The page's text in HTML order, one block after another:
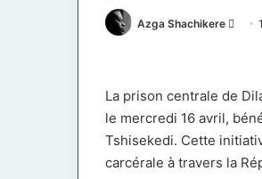
Azga Shachikere
La prison centrale de
le mercredi 16 avril,
Tshisekedi. Cette
carcérale à travers la